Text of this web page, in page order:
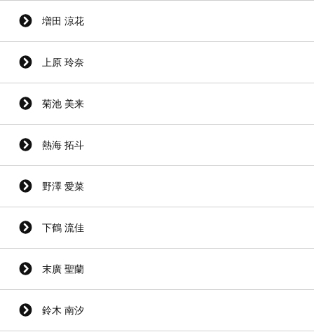
増田 涼花
上原 玲奈
菊池 美来
熱海 拓斗
野澤 愛菜
下鶴 流佳
末廣 聖蘭
鈴木 南汐